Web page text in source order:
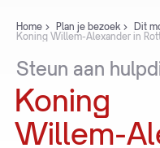
Home Plan je bezoek
Dit
Koning Willem-Alexander in
Steun aan
Koning
Willem-